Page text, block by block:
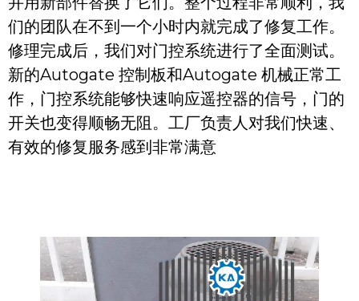
们的团队在不到一个小时内就完成了修复工作。
修理完成后，我们对门控系统进行了全面测试。
新的Autogate 控制板和Autogate 机械正常工
作，门控系统能够快速响应遥控器的信号，门的
开关也变得顺畅无阻。工厂负责人对我们快速、
有效的修复服务感到非常满意